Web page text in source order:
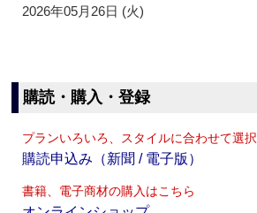
2026年05月26日 (火)
購読・購入・登録
プランいろいろ、スタイルに合わせて選択
購読申込み（新聞 / 電子版）
書籍、電子商材の購入はこちら